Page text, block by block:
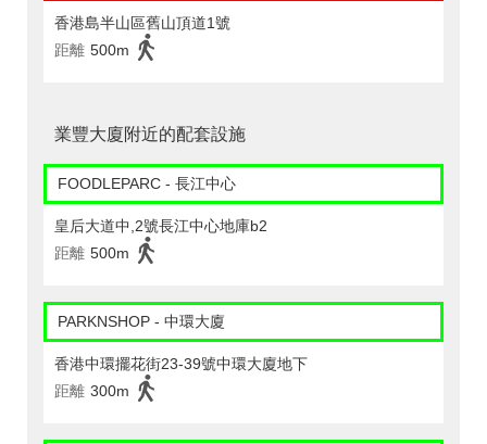
香港島半山區舊山頂道1號
距離 500m
業豐大廈附近的配套設施
FOODLEPARC - 長江中心
皇后大道中,2號長江中心地庫b2
距離 500m
PARKNSHOP - 中環大廈
香港中環擺花街23-39號中環大廈地下
距離 300m